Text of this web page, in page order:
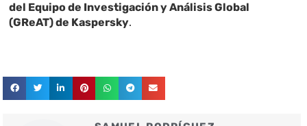
del Equipo de Investigación y Análisis Global
(GReAT) de Kaspersky.